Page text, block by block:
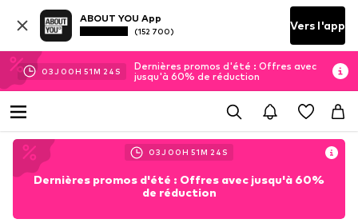
ABOUT YOU App
(152 700) Vers l'app
03J 00H 51M 21 S
Dernières promos d'été : Offres avec
jusqu'à 60% de réduction
03J 00H 51M 21 S
Dernières promos d'été : Offres avec jusqu'à 60%
de réduction